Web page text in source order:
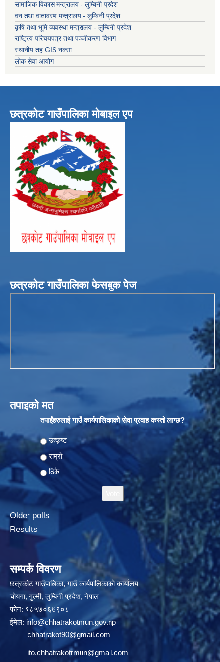
सामाजिक विकास मन्त्रालय - लुम्बिनी प्रदेश
वन तथा वातावरण मन्त्रालय - लुम्बिनी प्रदेश
कृषि तथा भूमि व्यवस्था मन्त्रालय - लुम्बिनी प्रदेश
राष्ट्रिय परिचयपत्र तथा पञ्जीकरण विभाग
स्थानीय तह GIS नक्सा
लोक सेवा आयोग
छत्रकोट गाउँपालिका मोबाइल एप
छत्रकोट गाउँपालिका फेसबुक पेज
तपाइको मत
तपाईंहरुलाई गाउँ कार्यपालिकाको सेवा प्रवाह कस्तो लाग्छ?
Choices
उत्कृष्ट
राम्रो
ठिकै
Older polls
Results
सम्पर्क विवरण
छत्रकोट गाउँपालिका, गाउँ कार्यपालिकाको कार्यालय
चोयगा, गुल्मी, लुम्बिनी प्रदेश, नेपाल
फोन: ९८५७०६७९०८
ईमेल: info@chhatrakotmun.gov.np
chhatrakot90@gmail.com
ito.chhatrakotrmun@gmail.com